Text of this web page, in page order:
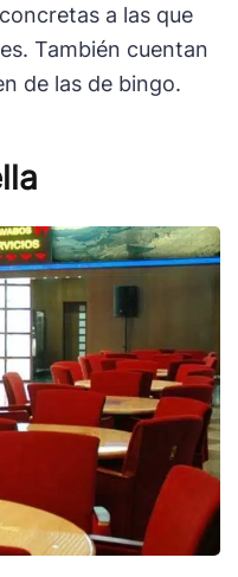
a las que
También cuentan
de las de bingo.